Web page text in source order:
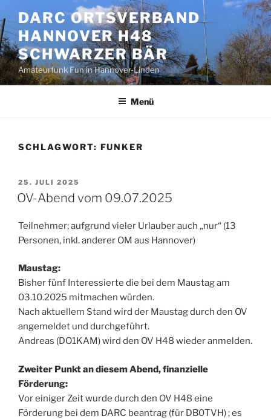
Inhalt
springen
DARC ORTSVERBAND
HANNOVER H48
SCHWARZER BÄR
Amateurfunk Fun in Hannover-Linden
Menü
SCHLAGWORT: FUNKER
VERÖFFENTLICHT
AM
25. JULI 2025
OV-Abend vom 09.07.2025
Teilnehmer; aufgrund vieler Urlauber auch „nur“ (13
Personen, inkl. anderer OM aus Hannover)
Maustag:
Bisher fünf Interessierte die bei dem Maustag am
03.10.2025 mitmachen würden.
Nach aktuellem Stand wird der Maustag durch den OV
angemeldet und durchgeführt.
Andreas (DO1KAM) wird den OV H48 wieder anmelden.
Zweiter Punkt an diesem Abend, finanzielle
Förderung:
Vor einiger Zeit wurde durch den OV H48 eine
Förderung bei dem DARC beantrag (für DB0TVH) ; es